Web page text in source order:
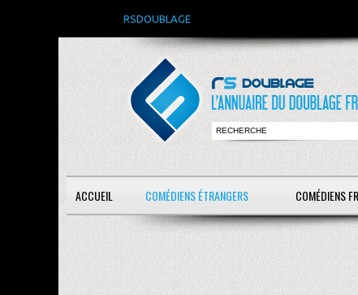
RSDOUBLAGE
ACCUEIL COMÉDIENS ÉTRANGERS COMÉDIENS